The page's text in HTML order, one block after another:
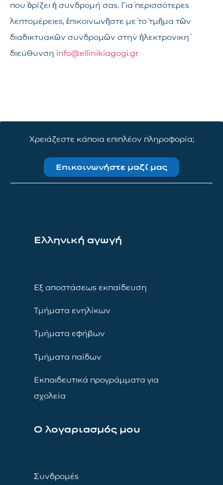
ποὺ ὁρίζει ἡ συνδρομή σας. Γιὰ περισσότερες
λεπτομέρειες, ἐπικοινωνῆστε μὲ τὸ τμῆμα τῶν
διαδικτυακῶν συνδρομῶν στὴν ἠλεκτρονικὴ
διεύθυνση info@ellinikiagogi.gr
Χρειάζεστε κάποια επιπλέον πληροφορία;
Επικοινωνήστε μαζί μας
Ελληνική αγωγή
Εξ αποστάσεως εκπαίδευση
Τμήματα ενηλίκων
Τμήματα εφήβων
Τμήματα παίδων
Εκπαιδευτικά προγράμματα για
σχολεία
Ο λογαριασμός μου
Συνδρομές